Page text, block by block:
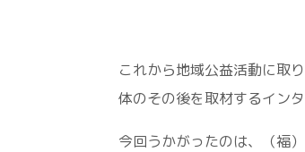
これから地域公益活動に取
体のその後を取材するイン
今回うかがったのは、（福